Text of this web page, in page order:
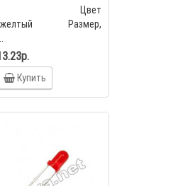
Цвет
Размер,
Купить